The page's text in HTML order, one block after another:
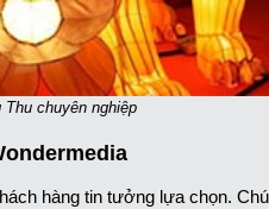
chuyên nghiệp
hàng tin tưởng lựa chọn.